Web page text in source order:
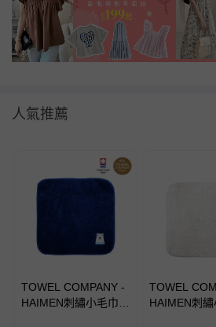
人氣推薦
TOWEL COMPANY -
HAIMEN刺繡小毛巾-
TOWEL
HAIMEN刺繡